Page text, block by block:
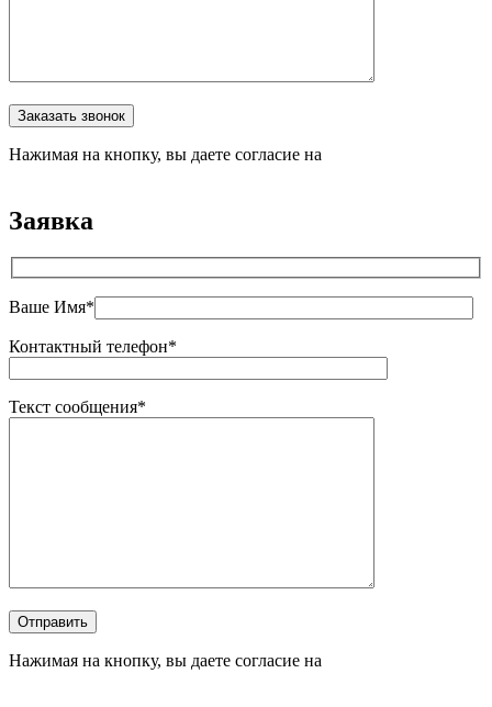
Оставьте это поле пустым.
Заказать звонок
Нажимая на кнопку, вы даете согласие на
Заявка
Ваше Имя*
Контактный телефон*
Текст сообщения*
Оставьте это поле пустым.
Отправить
Нажимая на кнопку, вы даете согласие на